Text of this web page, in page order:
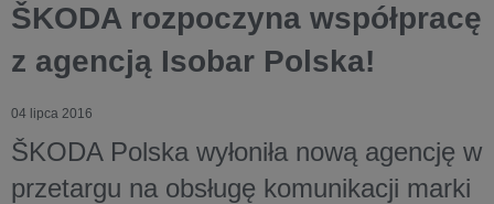
ŠKODA rozpoczyna współpracę
z agencją Isobar Polska!
04 lipca 2016
ŠKODA Polska wyłoniła nową agencję w
przetargu na obsługę komunikacji marki